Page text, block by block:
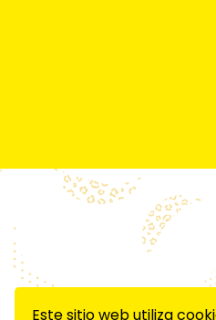
Este sitio web utiliza